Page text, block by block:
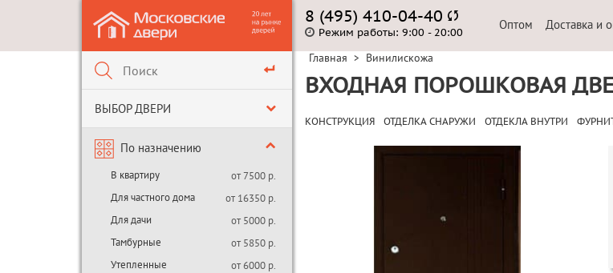
ВЫБОР ДВЕРИ
По назначению
В квартиру
от 7500 р.
Для частного дома
от 16350 р.
Для дачи
от 5000 р.
Тамбурные
от 5850 р.
Утепленные
от 6000 р.
8 (495) 410-04-40
Режим работы: 9:00 - 20:00
Оптом Доставка и
Главная > Винилискожа
ВХОДНАЯ ПОРОШКОВАЯ
КОНСТРУКЦИЯ ОТДЕЛКА СНАРУЖИ ОТДЕКЛА ВНУТРИ